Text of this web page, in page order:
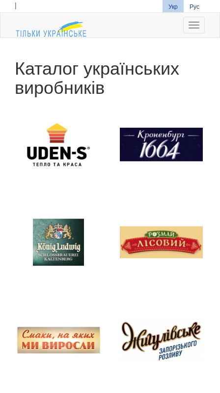
| Укр Рус
Каталог українських
виробників